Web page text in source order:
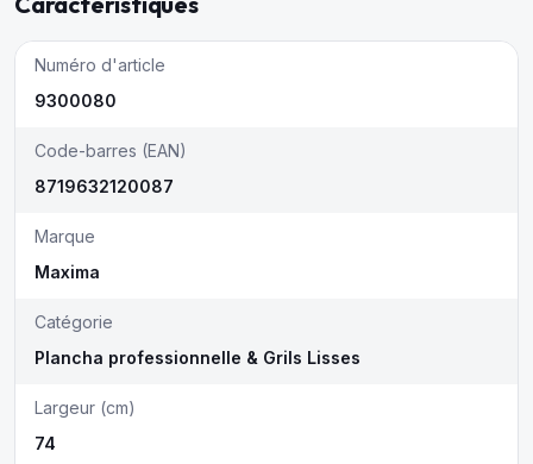
Numéro d'article
9300080
Code-barres (EAN)
8719632120087
Marque
Maxima
Catégorie
Plancha professionnelle & Grils Lisses
Largeur (cm)
74